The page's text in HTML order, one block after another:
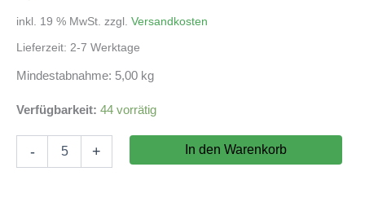
inkl. 19 % MwSt. zzgl. Versandkosten
Lieferzeit: 2-7 Werktage
Mindestabnahme: 5,00 kg
Verfügbarkeit: 44 vorrätig
- + In den Warenkorb